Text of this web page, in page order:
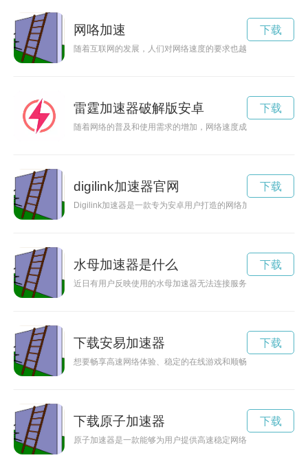
网咯加速
随着互联网的发展，人们对网络速度的要求也越来越高。而网
下载
雷霆加速器破解版安卓
随着网络的普及和使用需求的增加，网络速度成为了人们关注
下载
digilink加速器官网
Digilink加速器是一款专为安卓用户打造的网络加速工具，官网
下载
水母加速器是什么
近日有用户反映使用的水母加速器无法连接服务器，引发网友
下载
下载安易加速器
想要畅享高速网络体验、稳定的在线游戏和顺畅的视频观看？
下载
下载原子加速器
原子加速器是一款能够为用户提供高速稳定网络连接的软件，
下载